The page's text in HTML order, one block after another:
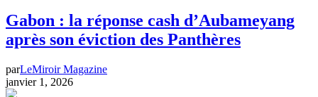
Gabon : la réponse cash d’Aubameyang
après son éviction des Panthères
parLeMiroir Magazine
janvier 1, 2026